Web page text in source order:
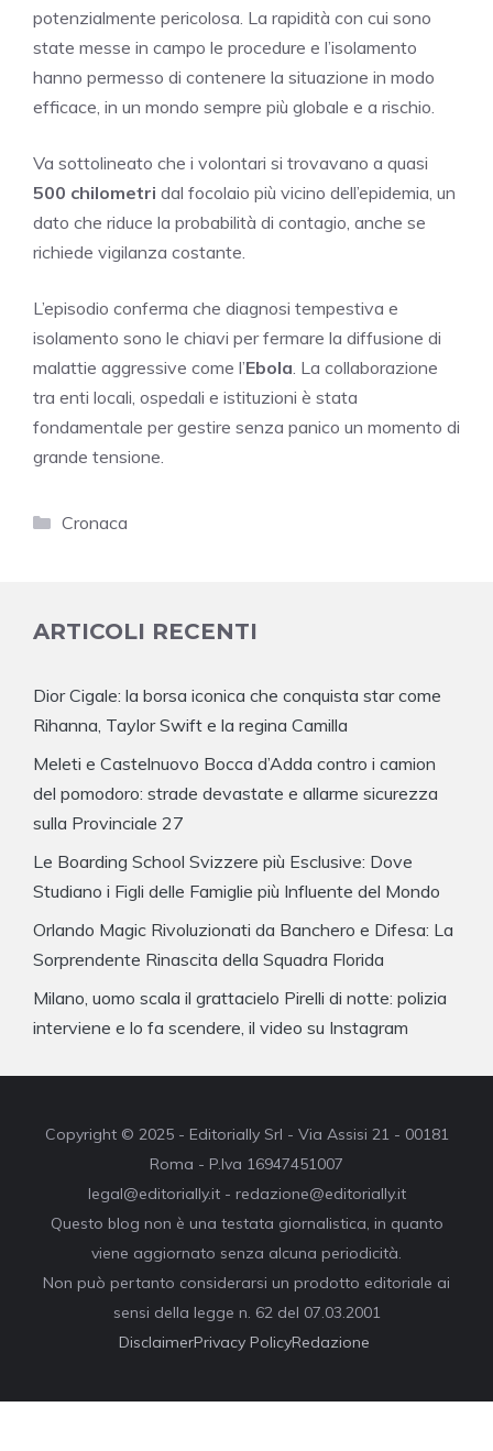
potenzialmente pericolosa. La rapidità con cui sono
state messe in campo le procedure e l’isolamento
hanno permesso di contenere la situazione in modo
efficace, in un mondo sempre più globale e a rischio.
Va sottolineato che i volontari si trovavano a quasi
500 chilometri dal focolaio più vicino dell’epidemia, un
dato che riduce la probabilità di contagio, anche se
richiede vigilanza costante.
L’episodio conferma che diagnosi tempestiva e
isolamento sono le chiavi per fermare la diffusione di
malattie aggressive come l’Ebola . La collaborazione
tra enti locali, ospedali e istituzioni è stata
fondamentale per gestire senza panico un momento di
grande tensione.
Categorie
Cronaca
ARTICOLI RECENTI
Dior Cigale: la borsa iconica che conquista star come
Rihanna, Taylor Swift e la regina Camilla
Meleti e Castelnuovo Bocca d’Adda contro i camion
del pomodoro: strade devastate e allarme sicurezza
sulla Provinciale 27
Le Boarding School Svizzere più Esclusive: Dove
Studiano i Figli delle Famiglie più Influente del Mondo
Orlando Magic Rivoluzionati da Banchero e Difesa: La
Sorprendente Rinascita della Squadra Florida
Milano, uomo scala il grattacielo Pirelli di notte: polizia
interviene e lo fa scendere, il video su Instagram
Copyright © 2025 - Editorially Srl - Via Assisi 21 - 00181
Roma - P.Iva 16947451007
legal@editorially.it - redazione@editorially.it
Questo blog non è una testata giornalistica, in quanto
viene aggiornato senza alcuna periodicità.
Non può pertanto considerarsi un prodotto editoriale ai
sensi della legge n. 62 del 07.03.2001
DisclaimerPrivacy PolicyRedazione